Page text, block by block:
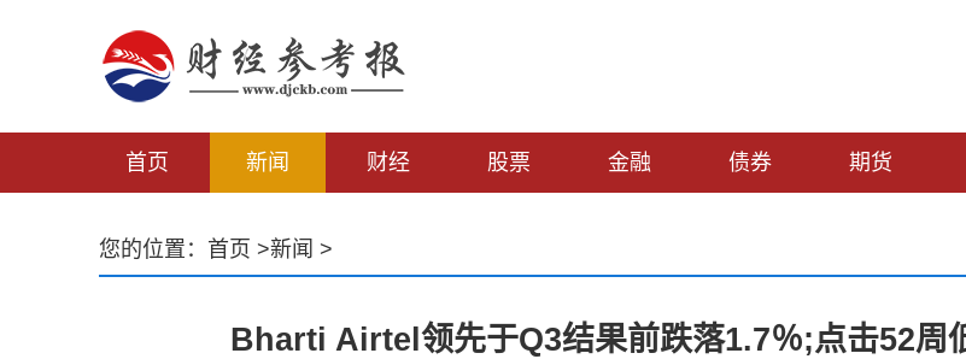
首页 新闻 财经 股票 金融 债券 期货
您的位置： 首页 >新闻 >
Bharti Airtel领先于Q3结果前跌落1.7％;点击52周